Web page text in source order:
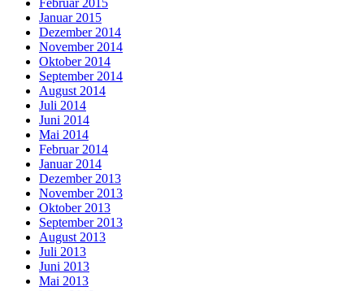
Februar 2015
Januar 2015
Dezember 2014
November 2014
Oktober 2014
September 2014
August 2014
Juli 2014
Juni 2014
Mai 2014
Februar 2014
Januar 2014
Dezember 2013
November 2013
Oktober 2013
September 2013
August 2013
Juli 2013
Juni 2013
Mai 2013